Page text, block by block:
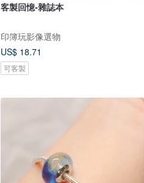
客製回憶-雜誌本
印簿玩影像選物
US$ 18.71
可客製